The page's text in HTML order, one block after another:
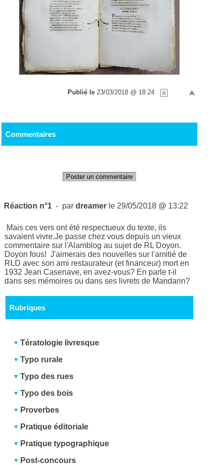
Publié le 23/03/2018 @ 18:24
Commentaires
Poster un commentaire
Réaction n°1 - pardreamer le 29/05/2018 @ 13:22
Mais ces vers ont été respectueux du texte, ils
savaient vivre.Je passe chez vous depuis un vieux
commentaire sur l'Alamblog au sujet de RL Doyon.
Doyon fous! J'aimerais des nouvelles sur l'amitié de
RLD avec son ami restaurateur (et financeur) mort en
1932 Jean Casenave, en avez-vous? En parle t-il
dans ses mémoires ou dans ses livrets de Mandarin?
Rubriques
Tératologie livresque
Typo rurale
Typo des rues
Typo des bois
Proverbes
Pratique éditoriale
Pratique typographique
Post-concours